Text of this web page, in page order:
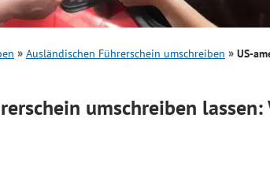
Ausländischen Führerschein umschreiben US-
umschreiben lassen: